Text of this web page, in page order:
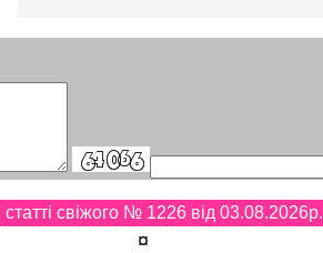
свіжого № 1226 від 03.08.2026p.
¤